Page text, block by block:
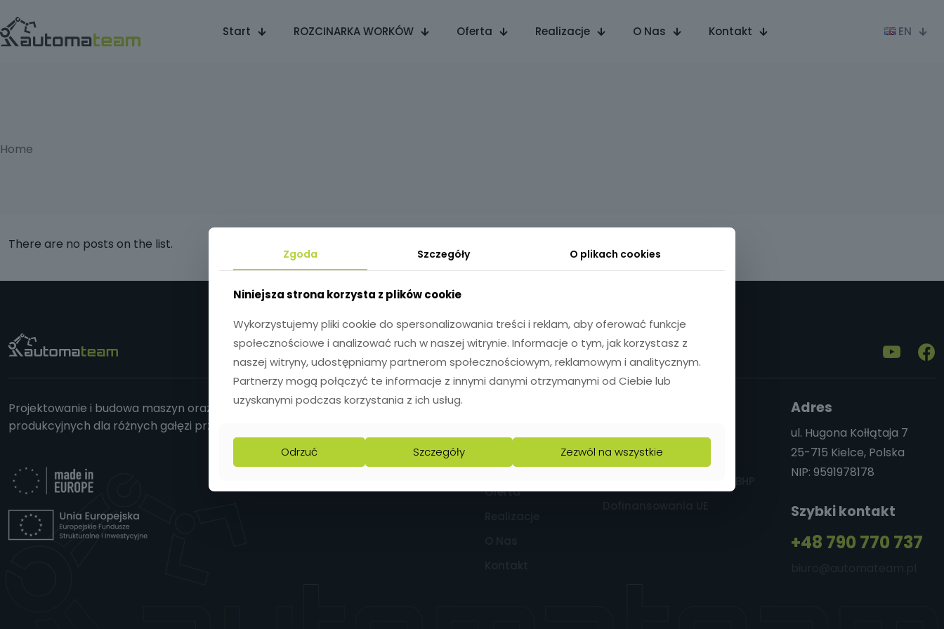
Start ROZCINARKA WORKÓW Oferta Realizacje O Nas Kontakt EN
Home
There are no posts on the list.
Projektowanie i budowa maszyn oraz zautomatyzowanych linii
produkcyjnych dla różnych gałęzi przemysłu.
WORKÓW
Oferta
Polityka jakości
Adres
ul. Hugona Kołłątaja 7
25-715 Kielce, Polska
NIP: 9591978178
Szybki kontakt
+48 790 770 737
Zgoda Szczegóły O plikach cookies
Niniejsza strona korzysta z plików cookie
Wykorzystujemy pliki cookie do spersonalizowania treści i reklam, aby oferować funkcje
społecznościowe i analizować ruch w naszej witrynie. Informacje o tym, jak korzystasz z
naszej witryny, udostępniamy partnerom społecznościowym, reklamowym i analitycznym.
Partnerzy mogą połączyć te informacje z innymi danymi otrzymanymi od Ciebie lub
uzyskanymi podczas korzystania z ich usług.
Odrzuć Szczegóły Zezwól na wszystkie